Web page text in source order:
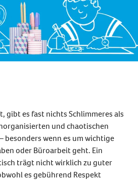
gibt es fast nichts Schlimmeres als
und chaotischen
besonders wenn es um wichtige
oder Büroarbeit geht. Ein
trägt nicht wirklich zu guter
es gebührend Respekt